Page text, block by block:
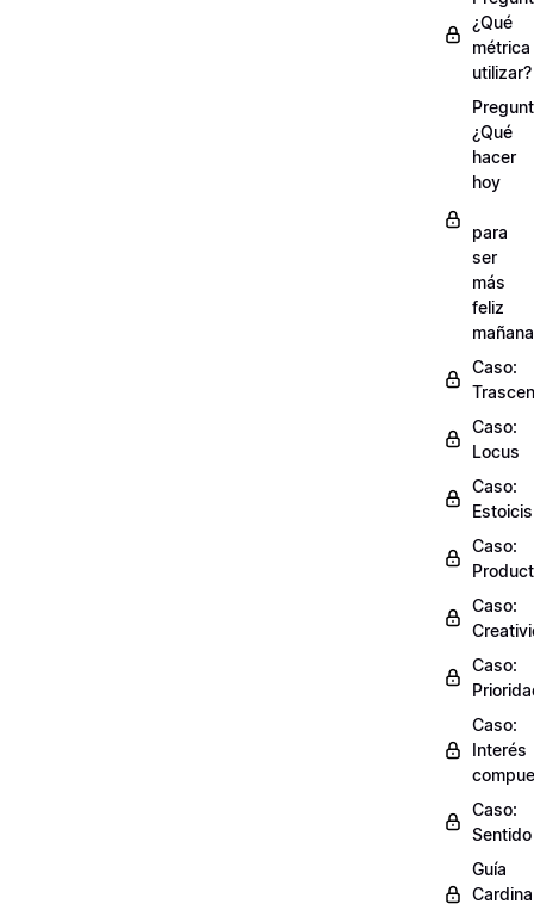
¿Qué
métrica
utilizar?
¿Qué
hacer
hoy
para
ser
más
feliz
Caso:
Caso:
Locus
Caso:
Caso:
Caso:
Caso:
Caso:
Interés
Caso:
Sentido
Guía